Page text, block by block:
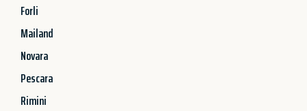
Forli
Mailand
Novara
Pescara
Rimini